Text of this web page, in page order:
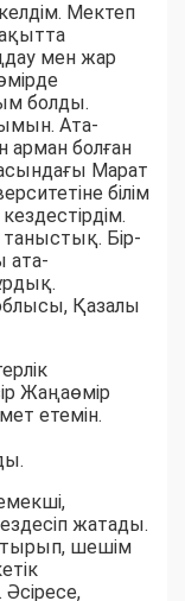
Мектеп
мен жар
болды.
Ата-
болған
Марат
білім
Бір-
ата-
Қазалы
Жаңаөмір
етемін.
жатады.
шешім